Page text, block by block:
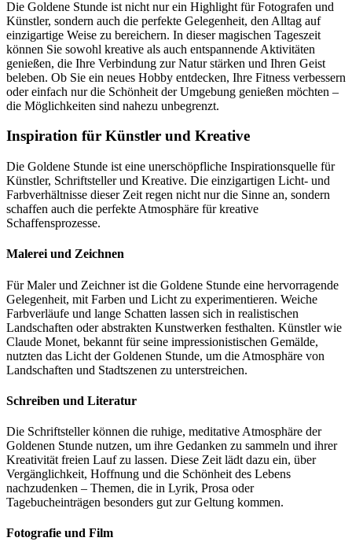
Die Goldene Stunde ist nicht nur ein Highlight für Fotografen und
Künstler, sondern auch die perfekte Gelegenheit, den Alltag auf
einzigartige Weise zu bereichern. In dieser magischen Tageszeit
können Sie sowohl kreative als auch entspannende Aktivitäten
genießen, die Ihre Verbindung zur Natur stärken und Ihren Geist
beleben. Ob Sie ein neues Hobby entdecken, Ihre Fitness verbessern
oder einfach nur die Schönheit der Umgebung genießen möchten –
die Möglichkeiten sind nahezu unbegrenzt.
Inspiration für Künstler und Kreative
Die Goldene Stunde ist eine unerschöpfliche Inspirationsquelle für
Künstler, Schriftsteller und Kreative. Die einzigartigen Licht- und
Farbverhältnisse dieser Zeit regen nicht nur die Sinne an, sondern
schaffen auch die perfekte Atmosphäre für kreative
Schaffensprozesse.
Malerei und Zeichnen
Für Maler und Zeichner ist die Goldene Stunde eine hervorragende
Gelegenheit, mit Farben und Licht zu experimentieren. Weiche
Farbverläufe und lange Schatten lassen sich in realistischen
Landschaften oder abstrakten Kunstwerken festhalten. Künstler wie
Claude Monet, bekannt für seine impressionistischen Gemälde,
nutzten das Licht der Goldenen Stunde, um die Atmosphäre von
Landschaften und Stadtszenen zu unterstreichen.
Schreiben und Literatur
Die Schriftsteller können die ruhige, meditative Atmosphäre der
Goldenen Stunde nutzen, um ihre Gedanken zu sammeln und ihrer
Kreativität freien Lauf zu lassen. Diese Zeit lädt dazu ein, über
Vergänglichkeit, Hoffnung und die Schönheit des Lebens
nachzudenken – Themen, die in Lyrik, Prosa oder
Tagebucheinträgen besonders gut zur Geltung kommen.
Fotografie und Film